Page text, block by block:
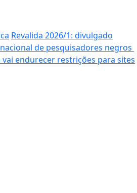
Revalida 2026/1: divulgado
de pesquisadores negros
vai endurecer restrições para sites